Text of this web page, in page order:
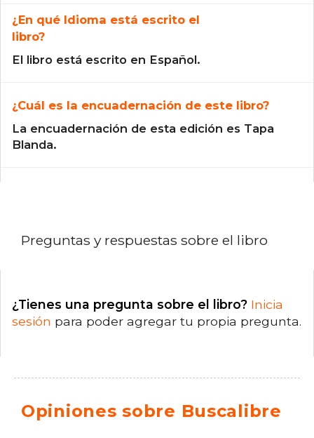
¿En qué Idioma está escrito el
libro?
El libro está escrito en Español.
¿Cuál es la encuadernación de este libro?
La encuadernación de esta edición es Tapa
Blanda.
Preguntas y respuestas sobre el libro
¿Tienes una pregunta sobre el libro? Inicia
sesión para poder agregar tu propia pregunta.
Opiniones sobre Buscalibre